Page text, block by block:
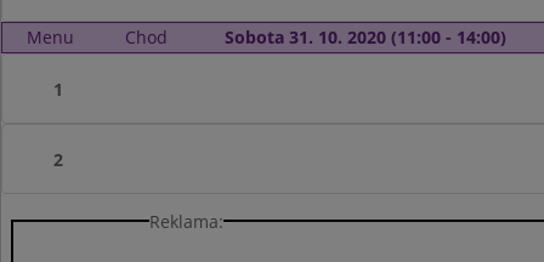
Menu Chod Sobota 31. 10. 2020 (11:00 - 14:00)
1
2
Reklama: